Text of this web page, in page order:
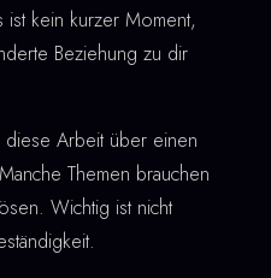
ist kein kurzer Moment,
Beziehung zu dir
diese Arbeit über einen
Themen brauchen
Wichtig ist nicht